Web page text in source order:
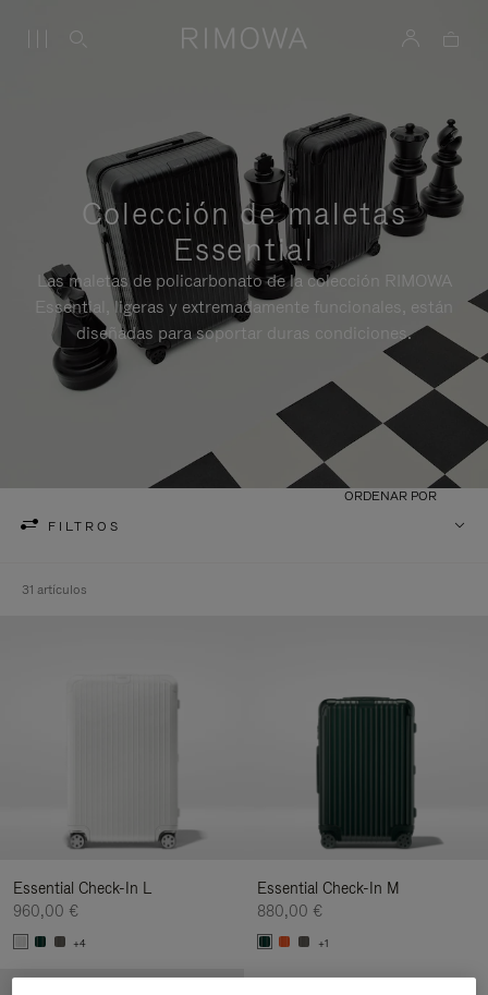
Colección de maletas
Essential
Las maletas de policarbonato de la colección RIMOWA
Essential, ligeras y extremadamente funcionales, están
diseñadas para soportar duras condiciones.
FILTROS
ORDENAR POR
31 artículos
Essential Check-In L
960,00 €
+4
Essential Check-In M
880,00 €
+1